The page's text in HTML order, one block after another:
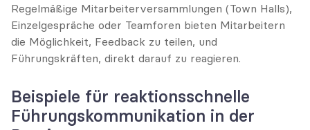
Regelmäßige Mitarbeiterversammlungen (Town Halls),
Einzelgespräche oder Teamforen bieten Mitarbeitern
die Möglichkeit, Feedback zu teilen, und
Führungskräften, direkt darauf zu reagieren.
Beispiele für reaktionsschnelle
Führungskommunikation in der